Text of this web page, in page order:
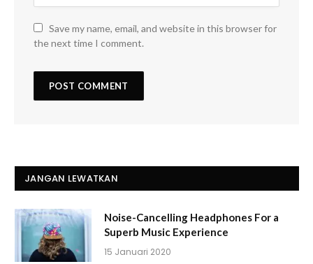
Save my name, email, and website in this browser for
the next time I comment.
JANGAN LEWATKAN
Noise-Cancelling Headphones For a
Superb Music Experience
15 Januari 2020